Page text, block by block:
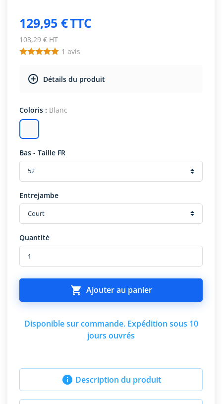
129,95 €TTC
108,29 € HT
1 avis
Détails du produit
Coloris : Blanc
Bas - Taille FR
Entrejambe
Quantité
 Ajouter au panier
Disponible sur commande. Expédition sous 10
jours ouvrés
 Description du produit